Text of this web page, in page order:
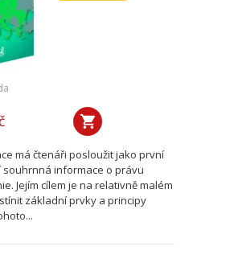
má čtenáři posloužit jako první
informace o právu
Jejím cílem je na relativně malém
základní prvky a principy